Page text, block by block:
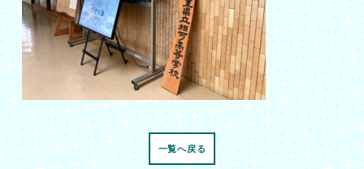
一覧へ戻る